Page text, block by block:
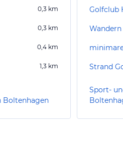
0,3 km
0,3 km
0,4 km
1,3 km
Boltenhagen
Strand
Sport-